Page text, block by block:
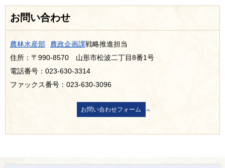
お問い合わせ
農林水産部 農政企画課戦略推進担当
住所：〒990-8570 山形市松波二丁目8番1号
電話番号：023-630-3314
ファックス番号：023-630-3096